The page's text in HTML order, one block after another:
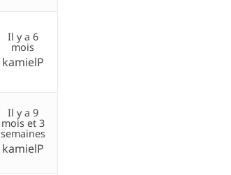
Il y a 6
mois
kamielP
Il y a 9
mois et 3
semaines
kamielP